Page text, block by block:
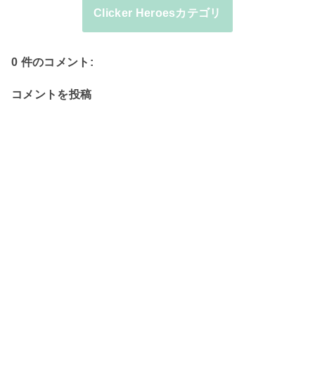
Clicker Heroesカテゴリ
0 件のコメント:
コメントを投稿